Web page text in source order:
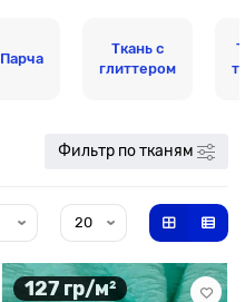
Парча
Ткань с
глиттером
Фильтр по тканям
127 гр/м²